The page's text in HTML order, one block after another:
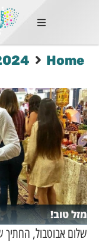
החמות
Et
odio
mauris, wisi
tortor
feugiat
ultricies
Congue
luctus, quam
mi
Home
מזל טוב!
שלום אבוטבול, החתיך